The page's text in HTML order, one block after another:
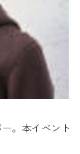
。本イベント